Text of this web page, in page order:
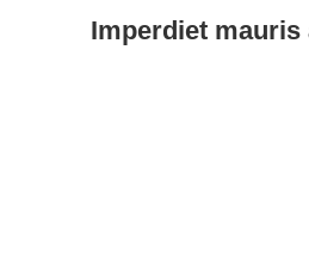
Imperdiet mauris